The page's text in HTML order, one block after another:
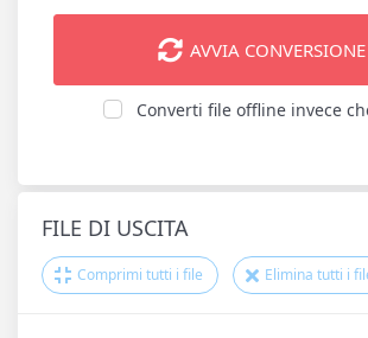
AVVIA CONVERSIONE
Converti file offline invece
FILE DI USCITA
Comprimi tutti i file Elimina tutti i